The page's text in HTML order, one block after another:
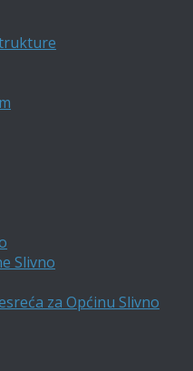
Slivno
za Općinu Slivno